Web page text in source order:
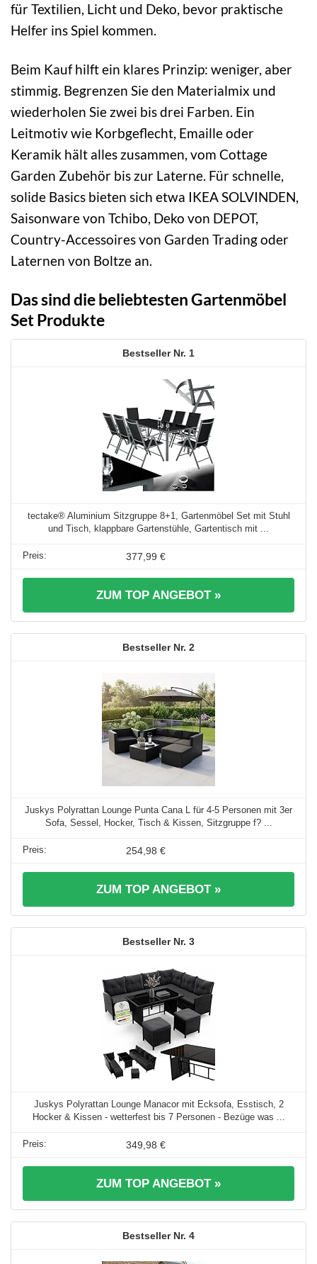
für Textilien, Licht und Deko, bevor praktische
Helfer ins Spiel kommen.
Beim Kauf hilft ein klares Prinzip: weniger, aber
stimmig. Begrenzen Sie den Materialmix und
wiederholen Sie zwei bis drei Farben. Ein
Leitmotiv wie Korbgeflecht, Emaille oder
Keramik hält alles zusammen, vom Cottage
Garden Zubehör bis zur Laterne. Für schnelle,
solide Basics bieten sich etwa IKEA SOLVINDEN,
Saisonware von Tchibo, Deko von DEPOT,
Country-Accessoires von Garden Trading oder
Laternen von Boltze an.
Das sind die beliebtesten Gartenmöbel
Set Produkte
1
tectake® Aluminium Sitzgruppe 8+1, Gartenmöbel Set mit Stuhl
und Tisch, klappbare Gartenstühle, Gartentisch mit ...
377,99 €
ZUM TOP ANGEBOT »
2
Juskys Polyrattan Lounge Punta Cana L für 4-5 Personen mit 3er
Sofa, Sessel, Hocker, Tisch & Kissen, Sitzgruppe f? ...
254,98 €
ZUM TOP ANGEBOT »
3
Juskys Polyrattan Lounge Manacor mit Ecksofa, Esstisch, 2
Hocker & Kissen - wetterfest bis 7 Personen - Bezüge was ...
349,98 €
ZUM TOP ANGEBOT »
4